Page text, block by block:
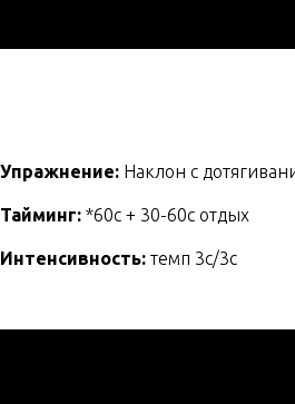
Упражнение: Наклон с
Тайминг: *60с + 30-60с отдых
Интенсивность: темп 3с/3с